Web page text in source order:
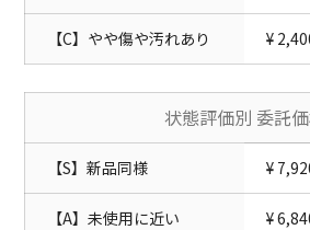
【C】やや傷や汚れあり ¥
状態評価別 委託
【S】新品同様 ¥
【A】未使用に近い ¥